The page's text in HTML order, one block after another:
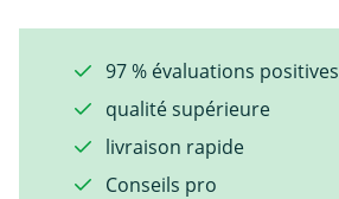
97 % évaluations positives
qualité supérieure
livraison rapide
Conseils pro